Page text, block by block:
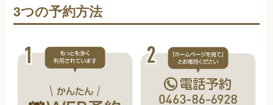
3つの予約方法